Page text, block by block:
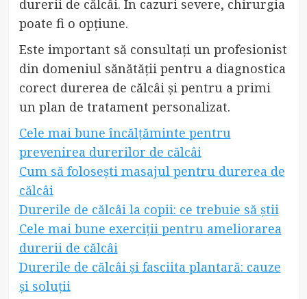
durerii de călcâi. În cazuri severe, chirurgia
poate fi o opțiune.
Este important să consultați un profesionist
din domeniul sănătății pentru a diagnostica
corect durerea de călcâi și pentru a primi
un plan de tratament personalizat.
Cele mai bune încălțăminte pentru
prevenirea durerilor de călcâi
Cum să folosești masajul pentru durerea de
călcâi
Durerile de călcâi la copii: ce trebuie să știi
Cele mai bune exerciții pentru ameliorarea
durerii de călcâi
Durerile de călcâi și fasciita plantară: cauze
și soluții